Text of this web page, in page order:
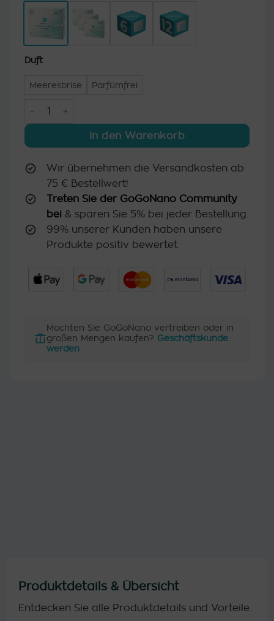
Duft
Meeresbrise Parfümfrei
Waschstreifen – Plastikfrei & biologisch abbaubar, 60
In den Warenkorb
Wir übernehmen die Versandkosten ab
75 € Bestellwert!
Treten Sie der GoGoNano Community
bei & sparen Sie 5% bei jeder Bestellung.
99% unserer Kunden haben unsere
Produkte positiv bewertet.
Möchten Sie GoGoNano vertreiben oder in
großen Mengen kaufen? Geschäftskunde
werden
Produktdetails & Übersicht
Entdecken Sie alle Produktdetails und Vorteile.